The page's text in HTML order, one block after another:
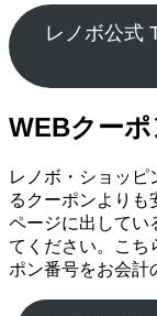
レノボ公式
WEBクー
レノボ・ショッピ
るクーポンよりも
ページに出してい
てください。こち
ポン番号をお会計